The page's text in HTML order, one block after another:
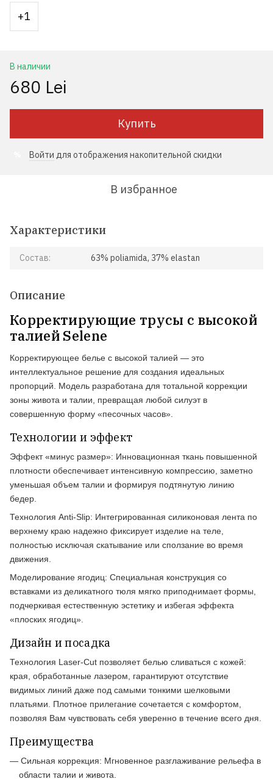
+1
В наличии
680 Lei
Купить
Войти для отображения накопительной скидки
В избранное
Характеристики
Состав: 63% poliamida, 37% elastan
Описание
Корректирующие трусы с высокой
талией Selene
Корректирующее белье с высокой талией — это
интеллектуальное решение для создания идеальных
пропорций. Модель разработана для тотальной коррекции
зоны живота и талии, превращая любой силуэт в
совершенную форму «песочных часов».
Технологии и эффект
Эффект «минус размер»: Инновационная ткань повышенной
плотности обеспечивает интенсивную компрессию, заметно
уменьшая объем талии и формируя подтянутую линию
бедер.
Технология Anti-Slip: Интегрированная силиконовая лента по
верхнему краю надежно фиксирует изделие на теле,
полностью исключая скатывание или сползание во время
движения.
Моделирование ягодиц: Специальная конструкция со
вставками из деликатного тюля мягко приподнимает формы,
подчеркивая естественную эстетику и избегая эффекта
«плоских ягодиц».
Дизайн и посадка
Технология Laser-Cut позволяет белью сливаться с кожей:
края, обработанные лазером, гарантируют отсутствие
видимых линий даже под самыми тонкими шелковыми
платьями. Плотное прилегание сочетается с комфортом,
позволяя Вам чувствовать себя уверенно в течение всего дня.
Преимущества
— Сильная коррекция: Мгновенное разглаживание рельефа в
области талии и живота.